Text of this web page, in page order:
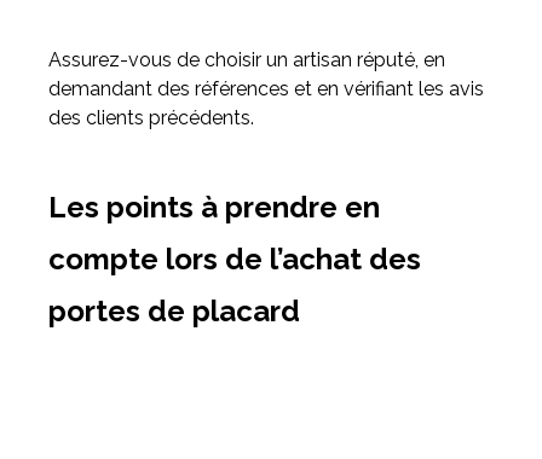
Assurez-vous de choisir un artisan réputé, en
demandant des références et en vérifiant les avis
des clients précédents.
Les points à prendre en
compte lors de l’achat des
portes de placard